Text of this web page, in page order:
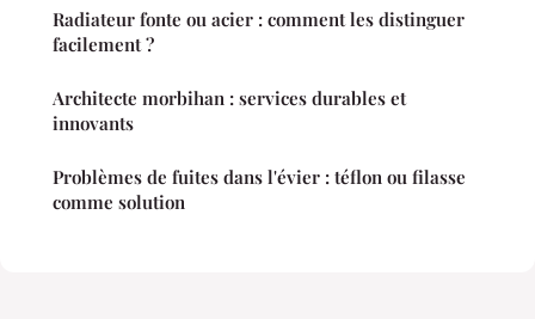
Radiateur fonte ou acier : comment les distinguer
facilement ?
Architecte morbihan : services durables et
innovants
Problèmes de fuites dans l'évier : téflon ou filasse
comme solution